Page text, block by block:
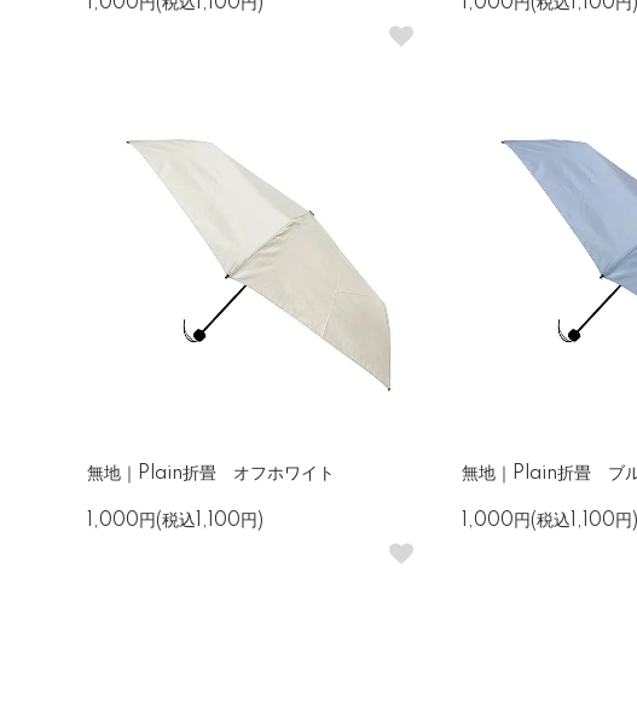
無地｜Plain折畳 オフホワイト
1,000円(税込1,100円)
無地｜Plain折畳 ブ
1,000円(税込1,100円)